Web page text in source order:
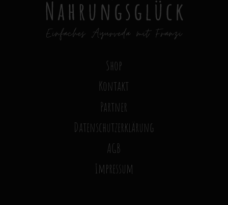
Shop
Kontakt
Partner
Datenschutzerklärung
AGB
Impressum